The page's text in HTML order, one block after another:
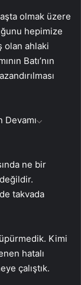
olmak üzere
hepimize
olan ahlaki
Batı’nın
Devamı
ne bir
takvada
Kimi
hatalı
çalıştık.